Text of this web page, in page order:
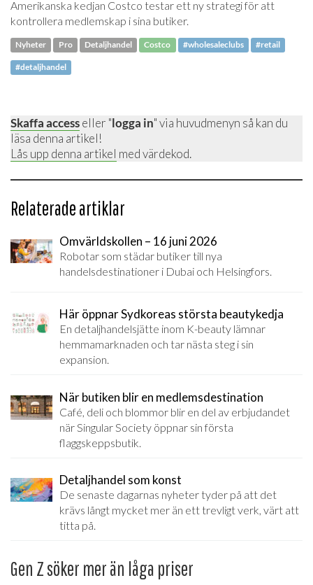
Amerikanska kedjan Costco testar ett ny strategi för att
kontrollera medlemskap i sina butiker.
Nyheter Pro Detaljhandel Costco #wholesaleclubs #retail
#detaljhandel
Skaffa accesseller "logga in" via huvudmenyn så kan du
läsa denna artikel!
Lås upp denna artikel med värdekod.
Relaterade artiklar
Omvärldskollen – 16 juni 2026
Robotar som städar butiker till nya
handelsdestinationer i Dubai och Helsingfors.
Här öppnar Sydkoreas största beautykedja
En detaljhandelsjätte inom K-beauty lämnar
hemmamarknaden och tar nästa steg i sin
expansion.
När butiken blir en medlemsdestination
Café, deli och blommor blir en del av erbjudandet
när Singular Society öppnar sin första
flaggskeppsbutik.
Detaljhandel som konst
De senaste dagarnas nyheter tyder på att det
krävs långt mycket mer än ett trevligt verk, värt att
titta på.
Gen Z söker mer än låga priser